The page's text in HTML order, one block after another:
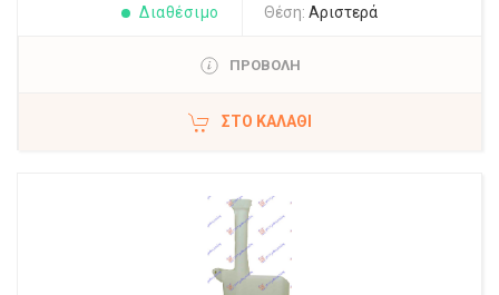
Διαθέσιμο Θέση: Αριστερά
ΠΡΟΒΟΛΗ
ΣΤΟ ΚΑΛΆΘΙ